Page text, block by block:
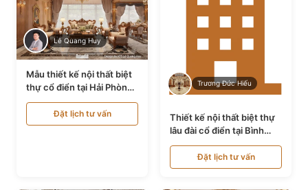
Lê Quang Huy
Mẫu thiết kế nội thất biệt
thự cổ điển tại Hải Phòng
NT24535
Đặt lịch tư vấn
Trương Đức Hiếu
Thiết kế nội thất biệt thự
lâu đài cổ điển tại Bình
Thuận NT21128
Đặt lịch tư vấn